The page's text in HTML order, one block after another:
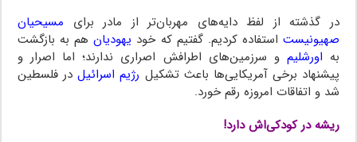
در گذشته از لفظ دایه‌های مهربان‌تر از مادر برای مسیحیان
صهیونیست استفاده کردیم. گفتیم که خود یهودیانهم به بازگشت
به اورشلیم و سرزمین‌های اطرافش اصراری ندارند؛ اما اصرار و
پیشنهاد برخی آمریکایی‌ها باعث تشکیل رژیم اسرائیلدر فلسطین
شد و اتفاقات امروزه رقم خورد.
ریشه در کودکی‌اش دارد!